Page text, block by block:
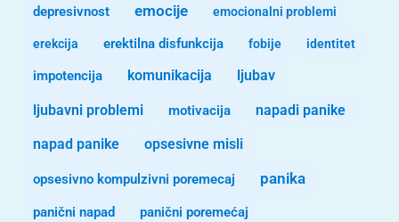
depresivnost emocije emocionalni problemi
erekcija erektilna disfunkcija fobije identitet
impotencija komunikacija ljubav
ljubavni problemi motivacija napadi panike
napad panike opsesivne misli
opsesivno kompulzivni poremecaj panika
panični napad panični poremećaj